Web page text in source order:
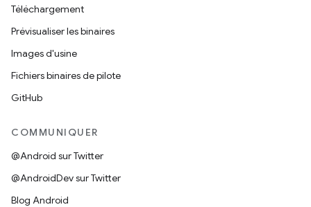
Téléchargement
Prévisualiser les binaires
Images d'usine
Fichiers binaires de pilote
GitHub
COMMUNIQUER
@Android sur Twitter
@AndroidDev sur Twitter
Blog Android